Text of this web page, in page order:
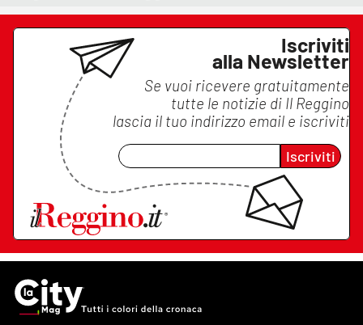
Iscriviti
alla Newsletter
Se vuoi ricevere gratuitamente
tutte le notizie di Il Reggino
lascia il tuo indirizzo email e iscriviti
Iscriviti